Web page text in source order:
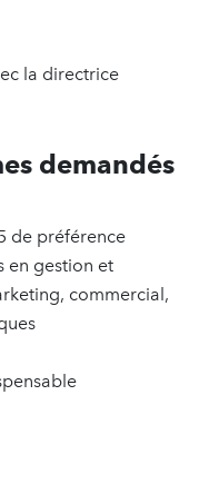
la directrice
demandés
de préférence
en gestion et
commercial,